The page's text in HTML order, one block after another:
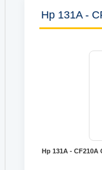
Hp 131A -
Hp 131A - CF210A